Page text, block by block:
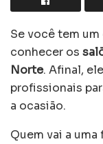
Se você tem
conhecer os
Norte. Afinal,
profissionais
a ocasião.
Quem vai a